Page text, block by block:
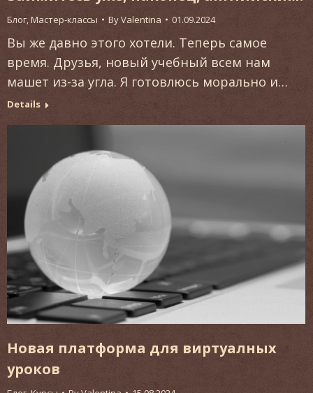
Блог,Мастер-классы ByValentina 01.09.2024
Вы же давно этого хотели. Теперь самое
время. Друзья, новый учебный всем нам
машет из-за угла. Я готовлюсь морально и…
Details
Новая платформа для виртуалных
уроков